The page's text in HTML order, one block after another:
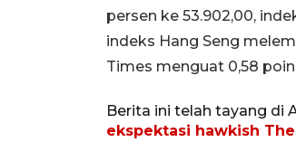
persen ke 53.902,00,
indeks Hang Seng
Times menguat 0,58 poin
Berita ini telah tayang di
ekspektasi hawkish